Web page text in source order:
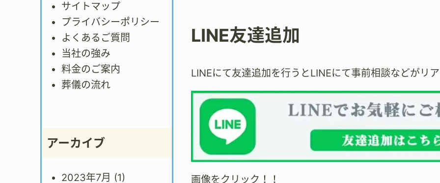
サイトマップ
プライバシーポリシー
よくあるご質問
当社の強み
料金のご案内
葬儀の流れ
アーカイブ
2023年7月 (1)
LINE友達追加
LINEにて友達追加を行うとLINEにて事前相談などがリ
画像をクリック！！